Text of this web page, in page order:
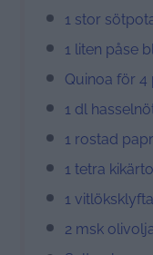
1 stor
1 liten påse
Quinoa för 4
1 dl
1 rostad
1 tetra
1 vitlöksklyfta
2 msk